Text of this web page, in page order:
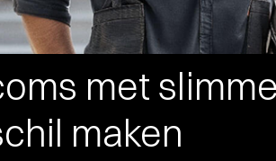
met
maken